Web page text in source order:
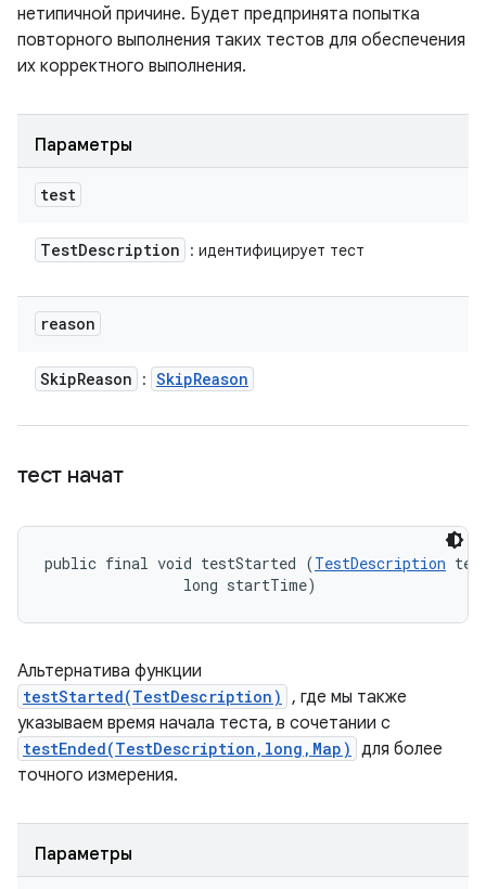
нетипичной причине. Будет предпринята попытка
повторного выполнения таких тестов для обеспечения
их корректного выполнения.
Параметры
test
TestDescription : идентифицирует тест
reason
SkipReason : SkipReason
тест начат
public final void testStarted (TestDescription
                long startTime)
Альтернатива функции
testStarted(TestDescription) , где мы также
указываем время начала теста, в сочетании с
testEnded(TestDescription,long,Map) для более
точного измерения.
Параметры